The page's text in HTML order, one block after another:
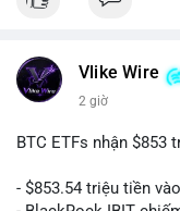
Vlike Wire
2 giờ
BTC ETFs nhận $853
- $853.54 triệu tiền